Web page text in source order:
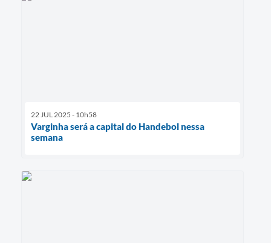
22 JUL 2025 - 10h58
Varginha será a capital do Handebol nessa
semana